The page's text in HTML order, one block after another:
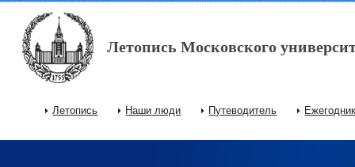
Перейти к основному содержанию
Летопись Московского
Главное меню
Летопись Наши люди Путеводитель